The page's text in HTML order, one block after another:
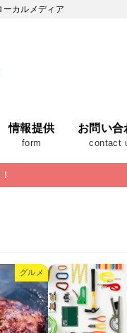
ーカルメディア
情報提供
form
お問い合
contact
グルメ